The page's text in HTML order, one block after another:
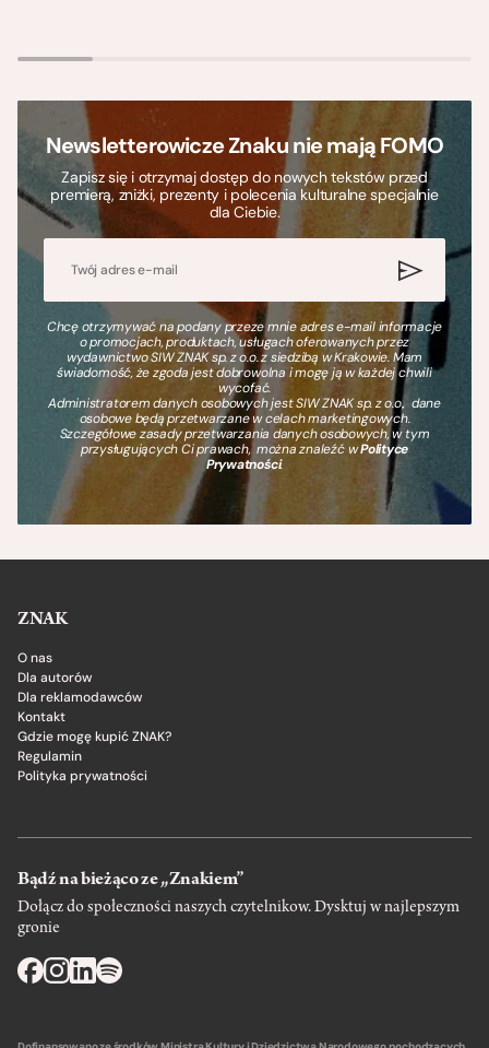
Newsletterowicze Znaku nie mają FOMO
Zapisz się i otrzymaj dostęp do nowych tekstów przed
premierą, zniżki, prezenty i polecenia kulturalne specjalnie
dla Ciebie.
Chcę otrzymywać na podany przeze mnie adres e-mail informacje
o promocjach, produktach, usługach oferowanych przez
wydawnictwo SIW ZNAK sp. z o.o. z siedzibą w Krakowie. Mam
świadomość, że zgoda jest dobrowolna i mogę ją w każdej chwili
wycofać.
Administratorem danych osobowych jest SIW ZNAK sp. z o.o., dane
osobowe będą przetwarzane w celach marketingowych.
Szczegółowe zasady przetwarzania danych osobowych, w tym
przysługujących Ci prawach, można znaleźć wPolityce
Prywatności.
ZNAK
O nas
Dla autorów
Dla reklamodawców
Kontakt
Gdzie mogę kupić ZNAK?
Regulamin
Polityka prywatności
Bądź na bieżąco ze „Znakiem”
Dołącz do społeczności naszych czytelnikow. Dysktuj w najlepszym
gronie